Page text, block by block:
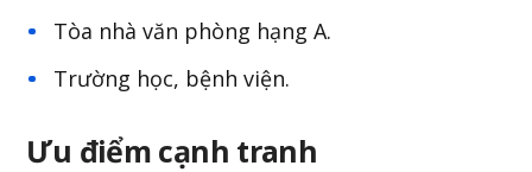
Tòa nhà văn phòng hạng A.
Trường học, bệnh viện.
Ưu điểm cạnh tranh